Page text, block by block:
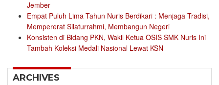
Jember
Empat Puluh Lima Tahun Nuris Berdikari : Menjaga Tradisi,
Mempererat Silaturrahmi, Membangun Negeri
Konsisten di Bidang PKN, Wakil Ketua OSIS SMK Nuris Ini
Tambah Koleksi Medali Nasional Lewat KSN
ARCHIVES